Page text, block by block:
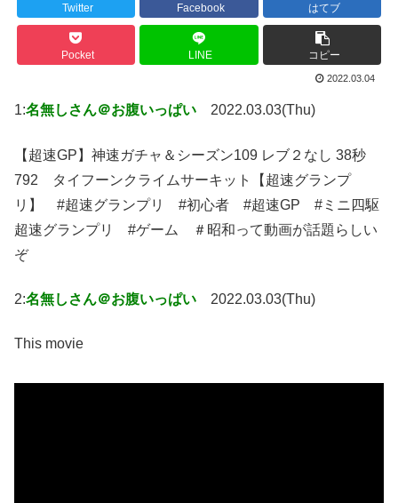
Twitter Facebook はてブ
Pocket LINE コピー
2022.03.04
1:名無しさん＠お腹いっぱい 2022.03.03(Thu)
【超速GP】神速ガチャ＆シーズン109 レブ２なし 38秒
792 タイフーンクライムサーキット【超速グランプ
リ】 #超速グランプリ #初心者 #超速GP #ミニ四駆
超速グランプリ #ゲーム ＃昭和って動画が話題らしい
ぞ
2:名無しさん＠お腹いっぱい 2022.03.03(Thu)
This movie